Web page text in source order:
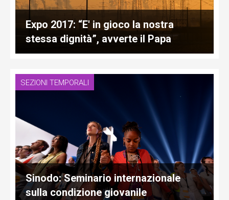
Expo 2017: “E' in gioco la nostra
stessa dignità”, avverte il Papa
SEZIONI TEMPORALI
Sinodo: Seminario internazionale
sulla condizione giovanile